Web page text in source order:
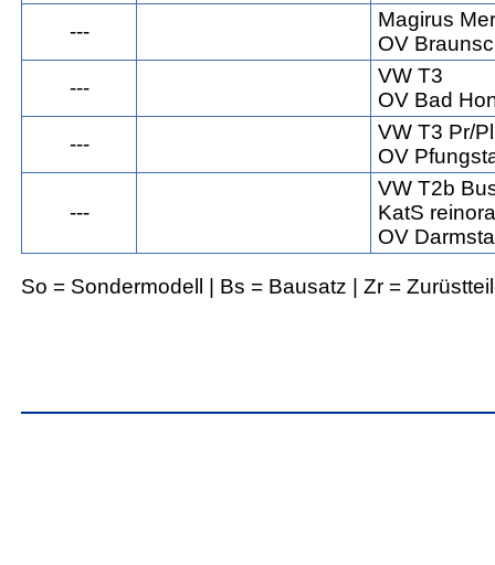
---
Magirus
OV
---
VW T3
OV Bad
---
VW T3 Pr/Pl
OV
---
VW T2b
KatS
OV
So = Sondermodell | Bs = Bausatz | Zr =